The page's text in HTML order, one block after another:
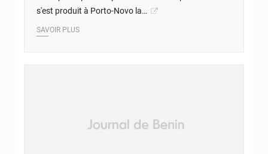
s'est produit à Porto-Novo la…
SAVOIR PLUS